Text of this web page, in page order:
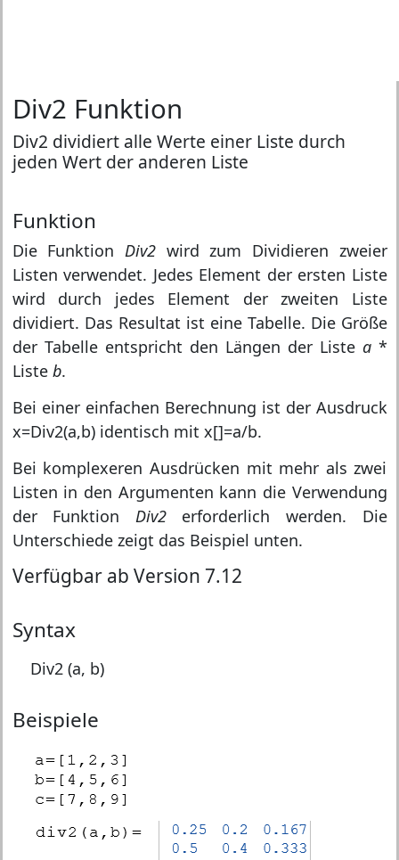
Div2 Funktion
Div2 dividiert alle Werte einer Liste durch
jeden Wert der anderen Liste
Funktion
Die Funktion Div2wird zum Dividieren zweier
Listen verwendet. Jedes Element der ersten Liste
wird durch jedes Element der zweiten Liste
dividiert. Das Resultat ist eine Tabelle. Die Größe
der Tabelle entspricht den Längen der Liste a*
Liste b.
Bei einer einfachen Berechnung ist der Ausdruck
x=Div2(a,b)identisch mit x[]=a/b.
Bei komplexeren Ausdrücken mit mehr als zwei
Listen in den Argumenten kann die Verwendung
der Funktion Div2erforderlich werden. Die
Unterschiede zeigt das Beispiel unten.
Verfügbar ab Version 7.12
Syntax
Div2 (a, b)
Beispiele